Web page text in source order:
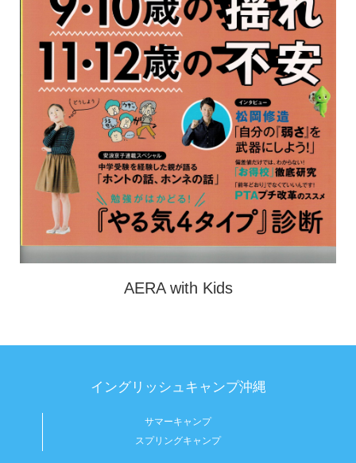
AERA with Kids
イングリッシュキャンプ沖縄
サマーキャンプ
スプリングキャンプ